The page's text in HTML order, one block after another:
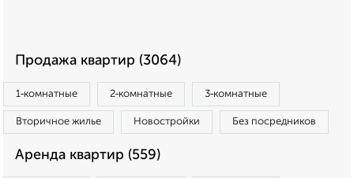
Продажа квартир (3064)
1‑комнатные 2‑комнатные 3‑комнатные
Вторичное жилье Новостройки Без посредников
Аренда квартир (559)